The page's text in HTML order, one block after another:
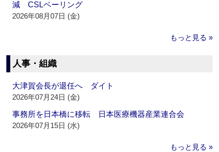
減 CSLベーリング
2026年08月07日 (金)
もっと見る »
人事・組織
大津賀会長が退任へ ダイト
2026年07月24日 (金)
事務所を日本橋に移転 日本医療機器産業連合会
2026年07月15日 (水)
もっと見る »